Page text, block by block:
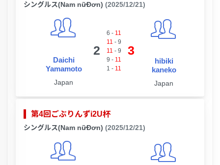
シングルス(Nam nữĐơn) (2025/12/21)
Daichi
Yamamoto
Japan
2
6 - 11
11 - 9
11 - 9
9 - 11
1 - 11
3
hibiki
kaneko
Japan
第4回ごぶりんずi2U杯
シングルス(Nam nữĐơn) (2025/12/21)